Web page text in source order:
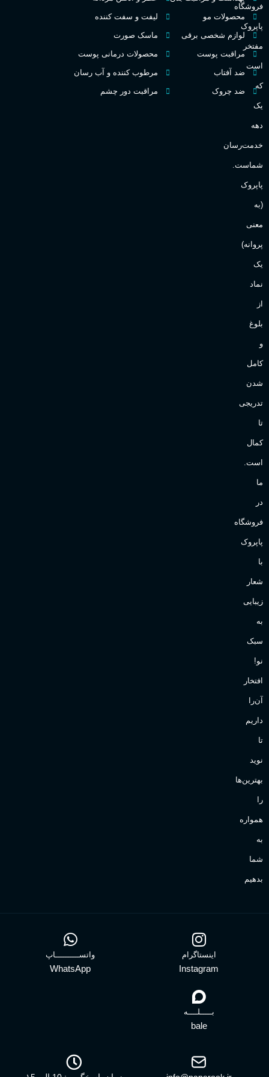
غلظت
اکسترکت دو پرفیوم
گروه بویایی میوه ای
مناسب برای
آقایان
فروشگاه
پاپروک
مفتخر
است
که
یک
دهه
خدمت‌رسان
شماست.
پاپروک
(به
معنی
پروانه)
یک
نماد
از
بلوغ
و
کامل
شدن
تدریجی
تا
کمال
است.
ما
در
فروشگاه
پاپروک
با
شعار
زیبایی
به
سبک
نو!
افتخار
آن‌را
داریم
تا
نوید
بهترین‌ها
را
همواره
به
شما
بدهیم
محصولات مو
لوازم شخصی برقی
مراقبت پوست
ضد آفتاب
ضد چروک
لیفت و سفت کننده
ماسک صورت
محصولات درمانی پوست
مرطوب کننده و آب رسان
مراقبت دور چشم
اینستاگرام
Instagram
واتســــــــــاپ
WhatsApp
بـــــلــــه
bale